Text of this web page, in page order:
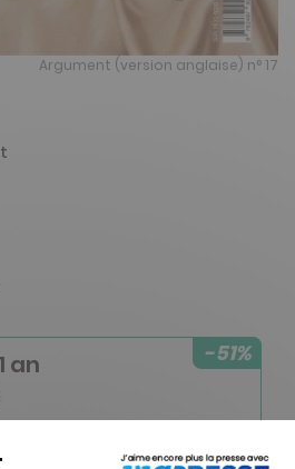
Argument (version anglaise) n° 17
-51%
an